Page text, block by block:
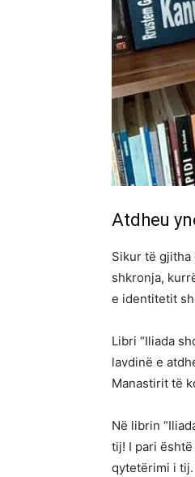
Atdheu
Sikur të
shkronja,
e identitetit
Libri “Iliada
lavdinë e
Manastirit të
Në librin
tij! I pari
qytetërimi i tij.